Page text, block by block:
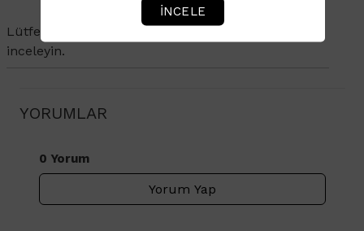
Lütfen
inceleyin.
YORUMLAR
0 Yorum
Yorum Yap
İNCELE